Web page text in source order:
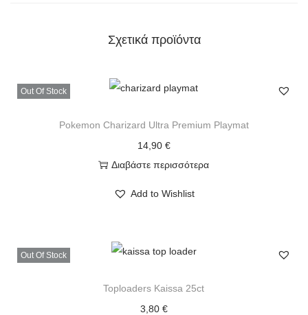
Σχετικά προϊόντα
Out Of Stock
Pokemon Charizard Ultra Premium Playmat
14,90 €
Διαβάστε περισσότερα
Add to Wishlist
Out Of Stock
Toploaders Kaissa 25ct
3,80 €